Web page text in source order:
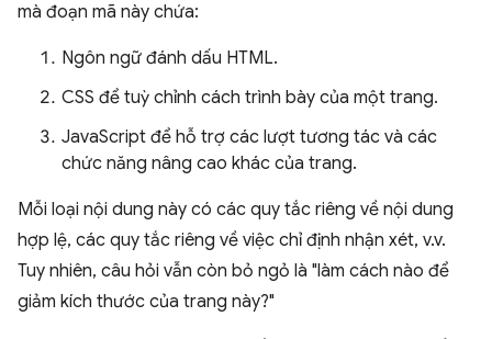
mà đoạn mã này chứa:
Ngôn ngữ đánh dấu HTML.
CSS để tuỳ chỉnh cách trình bày của một trang.
JavaScript để hỗ trợ các lượt tương tác và các
chức năng nâng cao khác của trang.
Mỗi loại nội dung này có các quy tắc riêng về nội dung
hợp lệ, các quy tắc riêng về việc chỉ định nhận xét, v.v.
Tuy nhiên, câu hỏi vẫn còn bỏ ngỏ là "làm cách nào để
giảm kích thước của trang này?"